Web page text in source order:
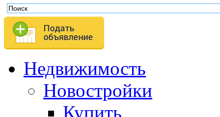
Недвижимость
Новостройки
Купить